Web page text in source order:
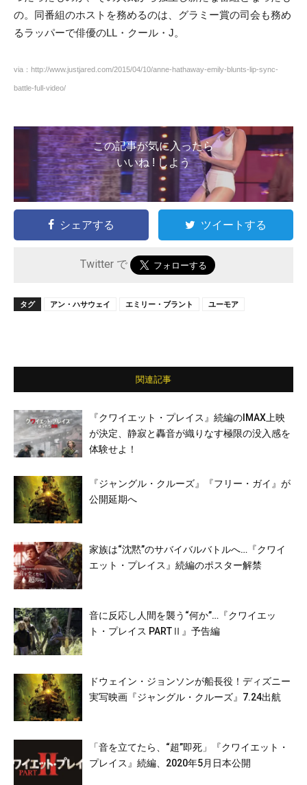
の。同番組のホストを務めるのは、グラミー賞の司会も務め
るラッパーで俳優のLL・クール・J。
via：http://www.justjared.com/2015/04/10/anne-hathaway-emily-blunts-lip-sync-
battle-full-video/
この記事が気に入ったら
いいね ! しよう
シェアする ツイートする
Twitter で
タグ アン・ハサウェイ エミリー・ブラント ユーモア
関連記事
『クワイエット・プレイス』続編のIMAX上映
が決定、静寂と轟音が織りなす極限の没入感を
体験せよ！
『ジャングル・クルーズ』『フリー・ガイ』が
公開延期へ
家族は“沈黙”のサバイバルバトルへ…『クワイ
エット・プレイス』続編のポスター解禁
音に反応し人間を襲う“何か”…『クワイエッ
ト・プレイス PARTⅡ』予告編
ドウェイン・ジョンソンが船長役！ディズニー
実写映画『ジャングル・クルーズ』7.24出航
「音を立てたら、“超”即死」『クワイエット・
プレイス』続編、2020年5月日本公開